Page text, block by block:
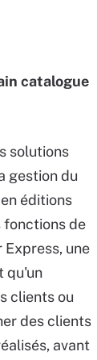
catalogue
solutions
gestion du
éditions
fonctions de
une
qu'un
clients ou
des clients
avant